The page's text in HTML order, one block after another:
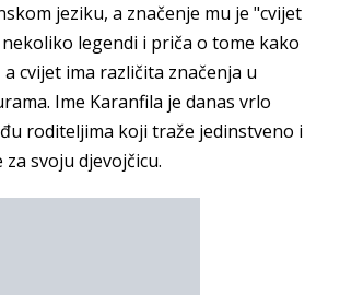
jeziku, a značenje mu je "cvijet
legendi i priča o tome kako
cvijet ima različita značenja u
Ime Karanfila je danas vrlo
roditeljima koji traže jedinstveno i
svoju djevojčicu.